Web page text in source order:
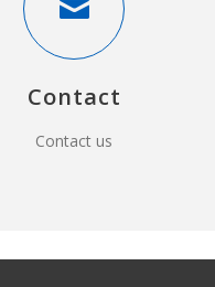
Contact
Contact us